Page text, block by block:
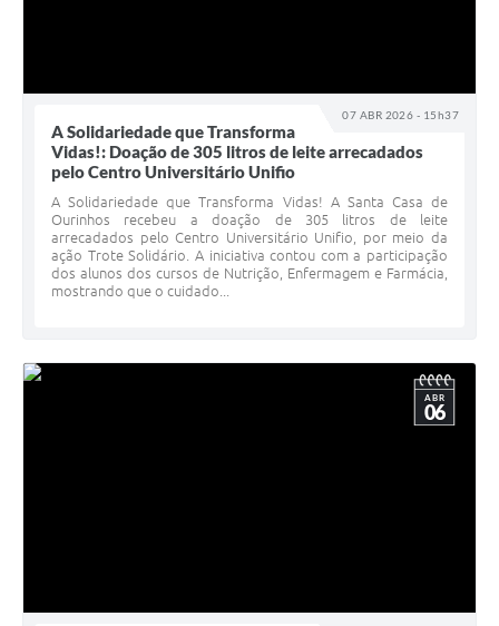
07 ABR 2026 - 15h37
A Solidariedade que Transforma
Vidas!: Doação de 305 litros de leite arrecadados
pelo Centro Universitário Unifio
A Solidariedade que Transforma Vidas! A Santa Casa de
Ourinhos recebeu a doação de 305 litros de leite
arrecadados pelo Centro Universitário Unifio, por meio da
ação Trote Solidário. A iniciativa contou com a participação
dos alunos dos cursos de Nutrição, Enfermagem e Farmácia,
mostrando que o cuidado...
ABR
06